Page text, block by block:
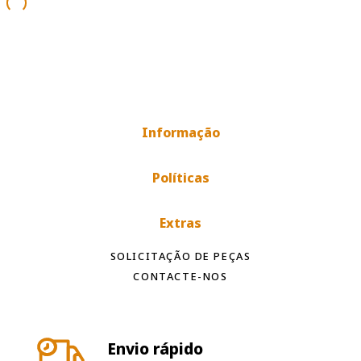
Informação
Políticas
Extras
SOLICITAÇÃO DE PEÇAS
CONTACTE-NOS
Envio rápido